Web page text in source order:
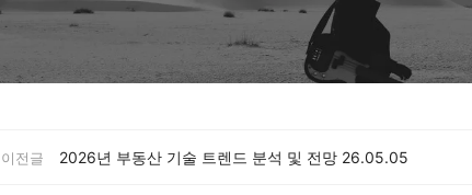
이전글 2026년 부동산 기술 트렌드 분석 및 전망 26.05.05